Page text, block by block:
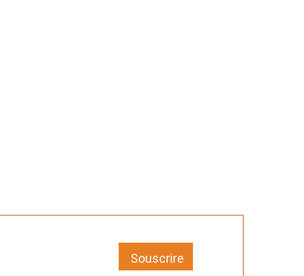
Souscrire